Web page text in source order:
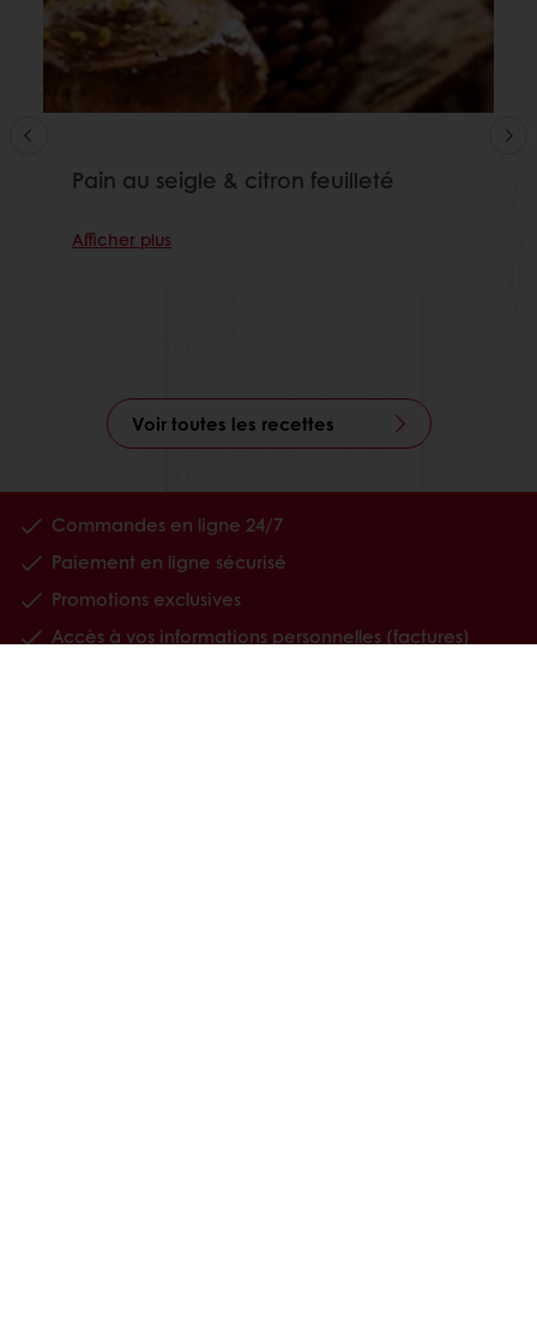
Pain au seigle & citron feuilleté
Afficher plus
Voir toutes les recettes
Commandes en ligne 24/7
Paiement en ligne sécurisé
Promotions exclusives
Accès à vos informations personnelles (factures)